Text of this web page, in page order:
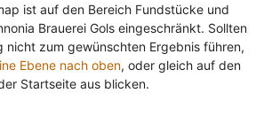
ist auf den Bereich Fundstücke und
Brauerei Gols eingeschränkt. Sollten
nicht zum gewünschten Ergebnis führen,
Ebene nach oben, oder gleich auf den
Startseite aus blicken.